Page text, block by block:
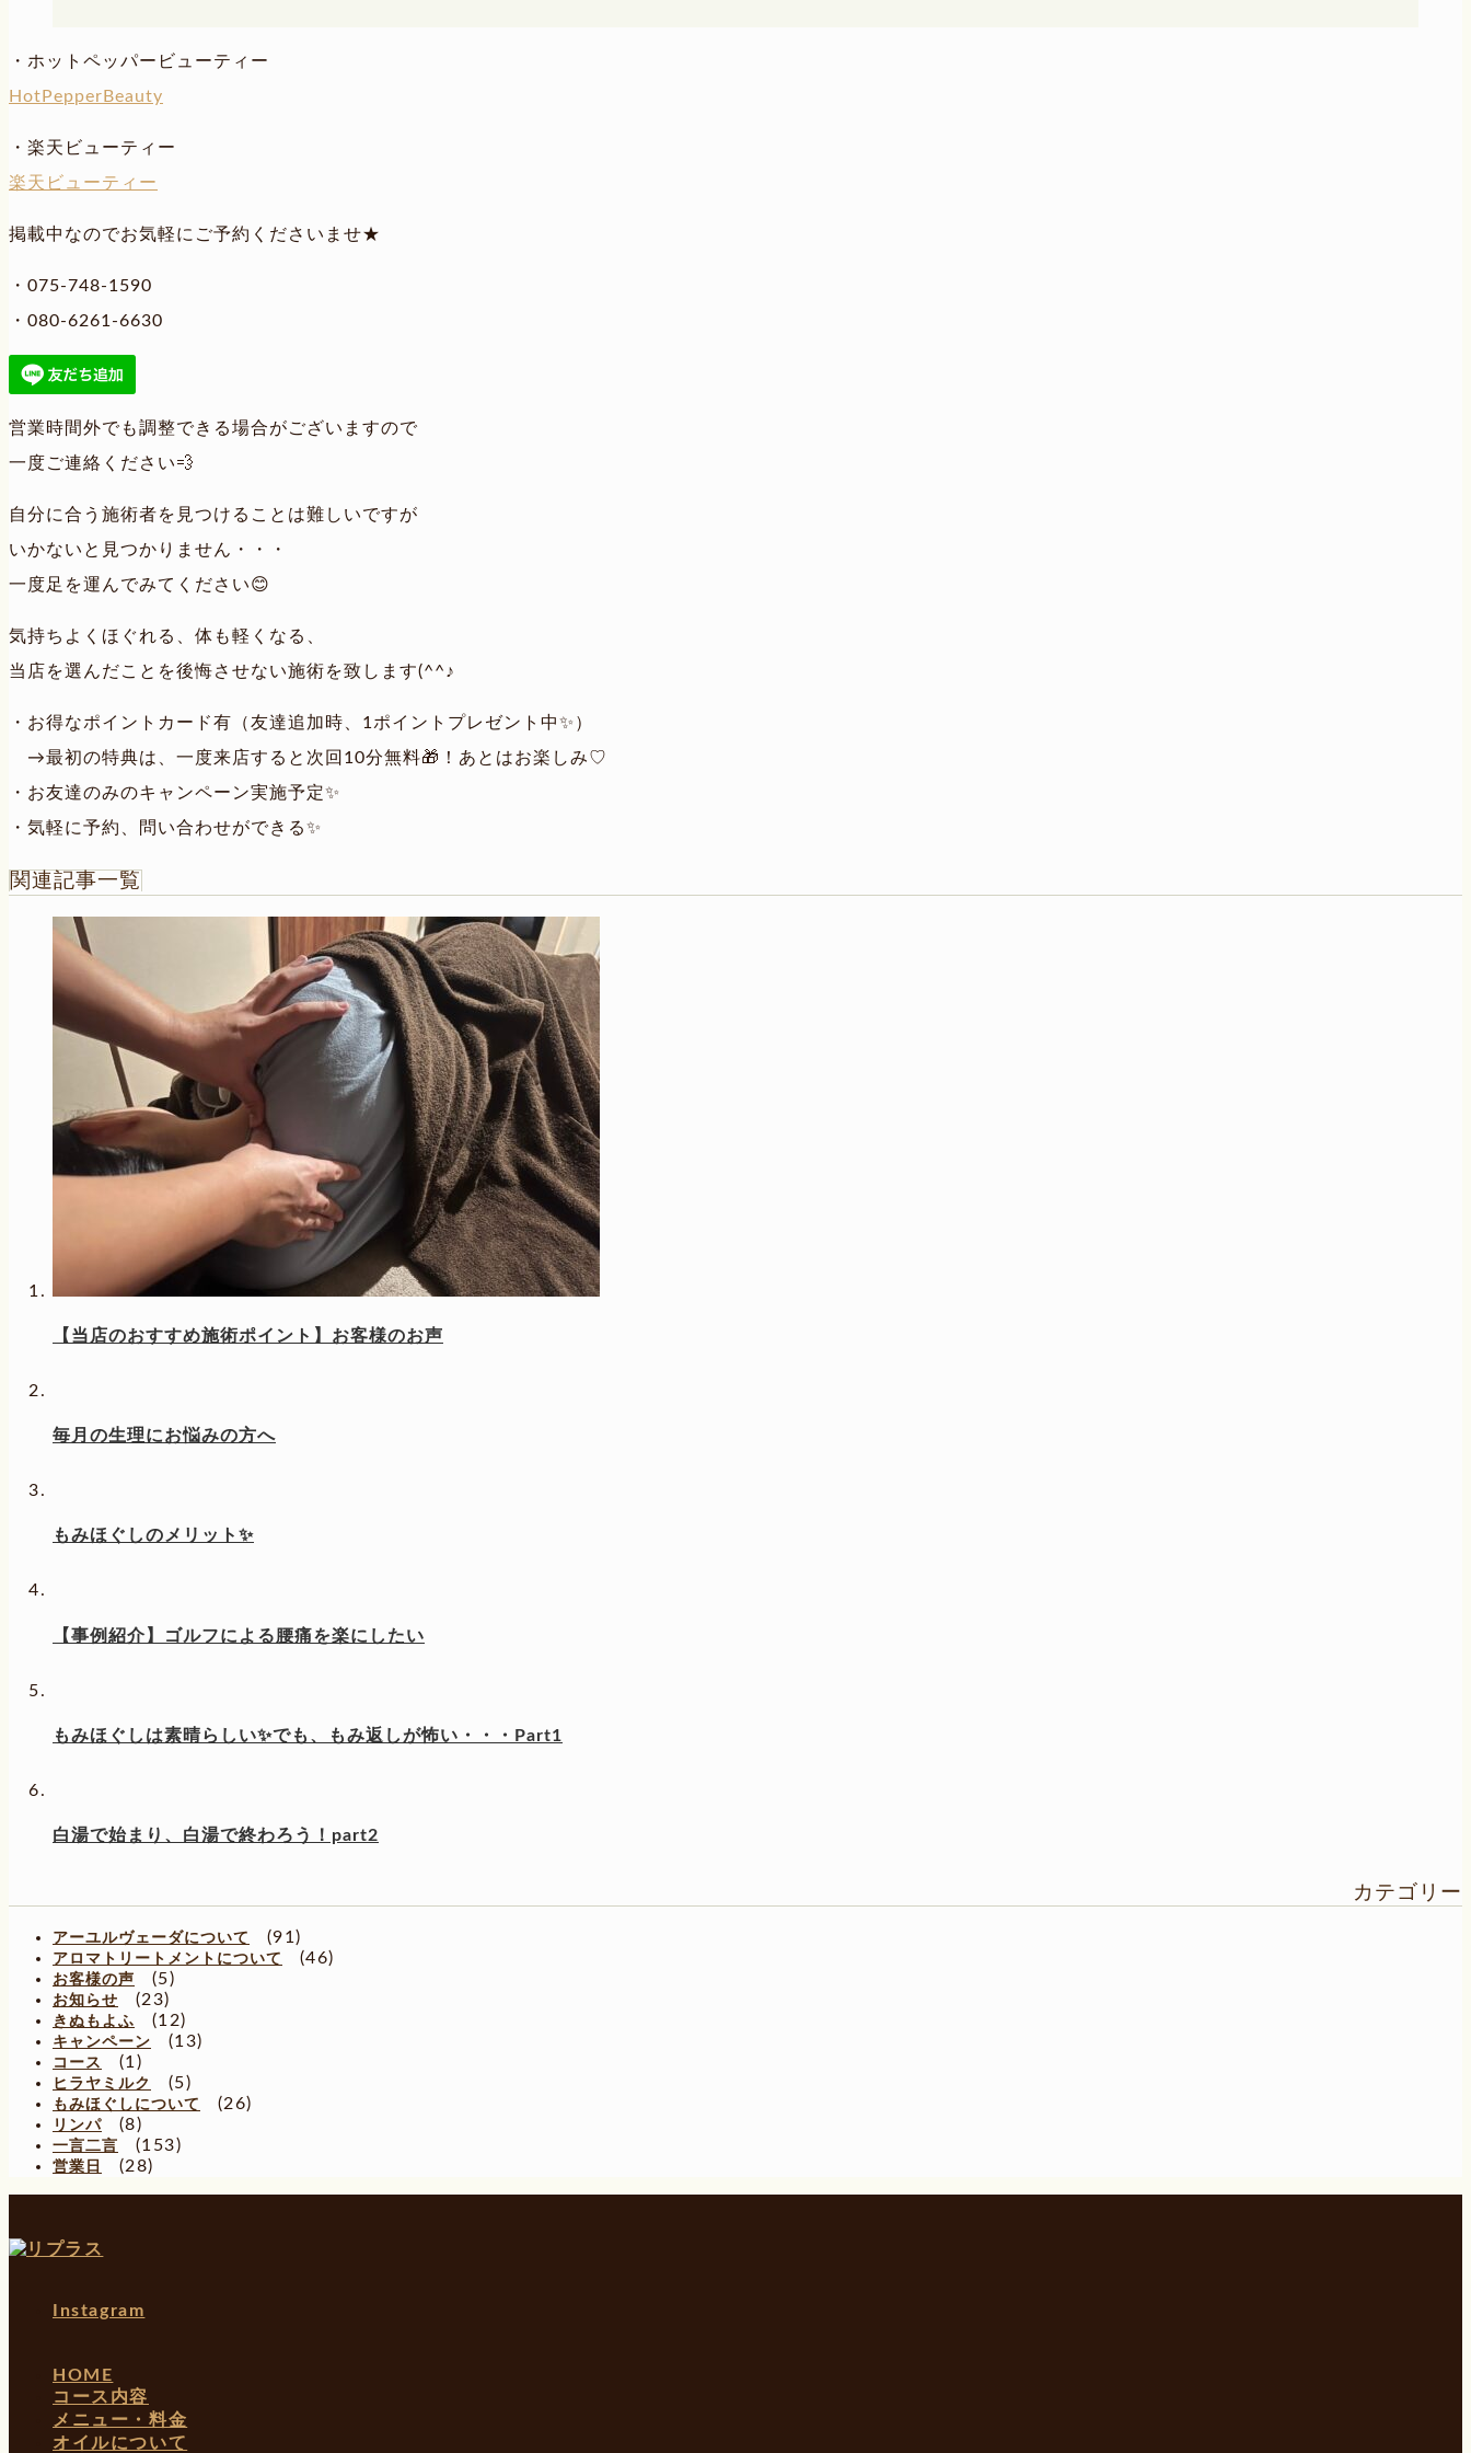
・ホットペッパービューティー
HotPepperBeauty
・楽天ビューティー
楽天ビューティー
掲載中なのでお気軽にご予約くださいませ★
・075-748-1590
・080-6261-6630
営業時間外でも調整できる場合がございますので
一度ご連絡ください💨
自分に合う施術者を見つけることは難しいですが
いかないと見つかりません・・・
一度足を運んでみてください😊
気持ちよくほぐれる、体も軽くなる、
当店を選んだことを後悔させない施術を致します(^^♪
・お得なポイントカード有（友達追加時、1ポイントプレゼント中✨）
→最初の特典は、一度来店すると次回10分無料🎁！あとはお楽しみ♡
・お友達のみのキャンペーン実施予定✨
・気軽に予約、問い合わせができる✨
関連記事一覧
【当店のおすすめ施術ポイント】お客様のお声
毎月の生理にお悩みの方へ
もみほぐしのメリット✨
【事例紹介】ゴルフによる腰痛を楽にしたい
もみほぐしは素晴らしい✨でも、もみ返しが怖い・・・Part1
白湯で始まり、白湯で終わろう！part2
カテゴリー
アーユルヴェーダについて (91)
アロマトリートメントについて (46)
お客様の声 (5)
お知らせ (23)
きぬもよふ (12)
キャンペーン (13)
コース (1)
ヒラヤミルク (5)
もみほぐしについて (26)
リンパ (8)
一言二言 (153)
営業日 (28)
Instagram
HOME
コース内容
メニュー・料金
オイルについて